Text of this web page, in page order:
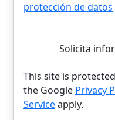
protección de datos
Solicita
This site is
the Google Privacy
Serviceapply.